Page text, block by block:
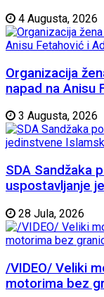
4 Augusta, 2026
Organizacija
napad na Anisu
3 Augusta, 2026
SDA Sandžaka
uspostavljanje
28 Jula, 2026
/VIDEO/ Veliki
motorima bez